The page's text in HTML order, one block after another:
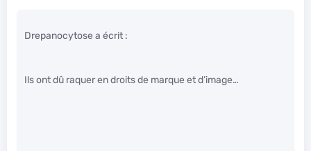
Drepanocytose a écrit :
Ils ont dû raquer en droits de marque et d’image…